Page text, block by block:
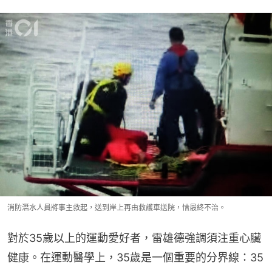
消防潛水人員將事主救起，送到岸上再由救護車送院，惜最終不治。
對於35歲以上的運動愛好者，雷雄德強調須注重心臟
健康。在運動醫學上，35歲是一個重要的分界線：35